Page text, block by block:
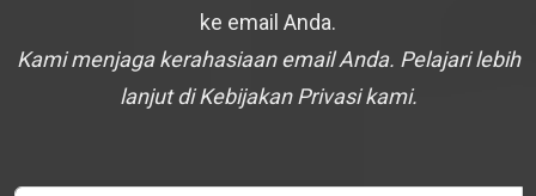
ke email Anda.
Kami menjaga kerahasiaan email Anda. Pelajari lebih
lanjut di Kebijakan Privasi kami.